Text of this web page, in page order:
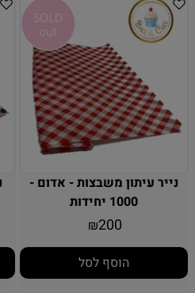
נייר עיתון משבצות - אדום -
1000 יחידות
₪200
הוסף לסל